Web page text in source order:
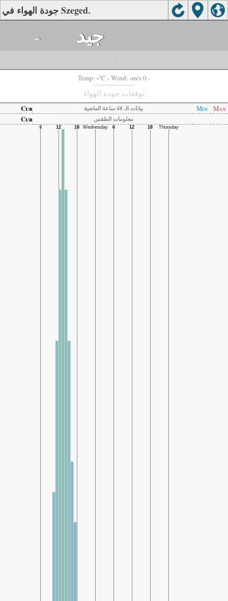
جودة الهواء في Szeged.
- جيد
-
Temp: -°C - Wind: -m/s 0 -
توقعات جودة الهواء
Cur بيانات الـ 48 ساعة الماضية Min
Max
Cur
معلومات الطقس